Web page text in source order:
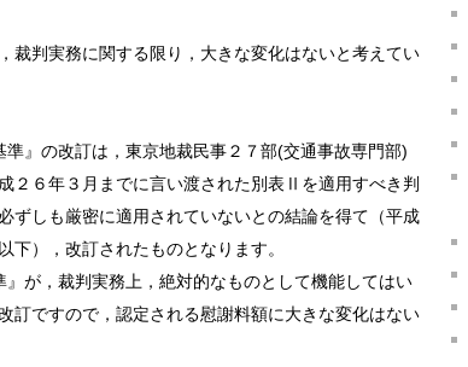
裁判実務に関する限り，大きな変化はないと考えてい
』の改訂は，東京地裁民事２７部(交通事故専門部)
２６年３月までに言い渡された別表Ⅱを適用すべき判
ずしも厳密に適用されていないとの結論を得て（平成
下），改訂されたものとなります。
が，裁判実務上，絶対的なものとして機能してはい
訂ですので，認定される慰謝料額に大きな変化はない